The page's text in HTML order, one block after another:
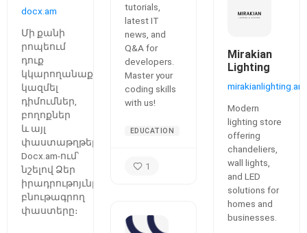
docx.am
Մի քանի
րոպեում
դուք
կկարողանաք
կազմել
դիմումներ,
բողոքներ
և այլ
փաստաթղթեր
Docx.am-ում՝
նշելով Ձեր
իրադրութոյւնը
բնութագրող
փաստերը։
tutorials,
latest IT
news, and
Q&A for
developers.
Master your
coding skills
with us!
EDUCATION
1
Mirakian
Lighting
mirakianlighting.am
Modern
lighting store
offering
chandeliers,
wall lights,
and LED
solutions for
homes and
businesses.